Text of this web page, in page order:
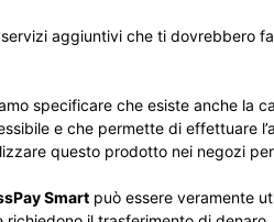
aggiuntivi che ti dovrebbero
specificare che esiste anche la
e che permette di effettuare
questo prodotto nei negozi
Smart può essere veramente